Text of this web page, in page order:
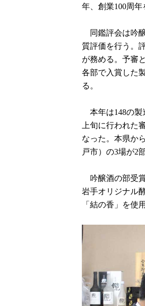
年、創業100周
同鑑評会は吟
質評価を行う。
が務める。予審
各部で入賞した
る。
本年は148の製
上旬に行われた
なった。本県か
戸市）の3場が2
吟醸酒の部受
岩手オリジナル
「結の香」を使